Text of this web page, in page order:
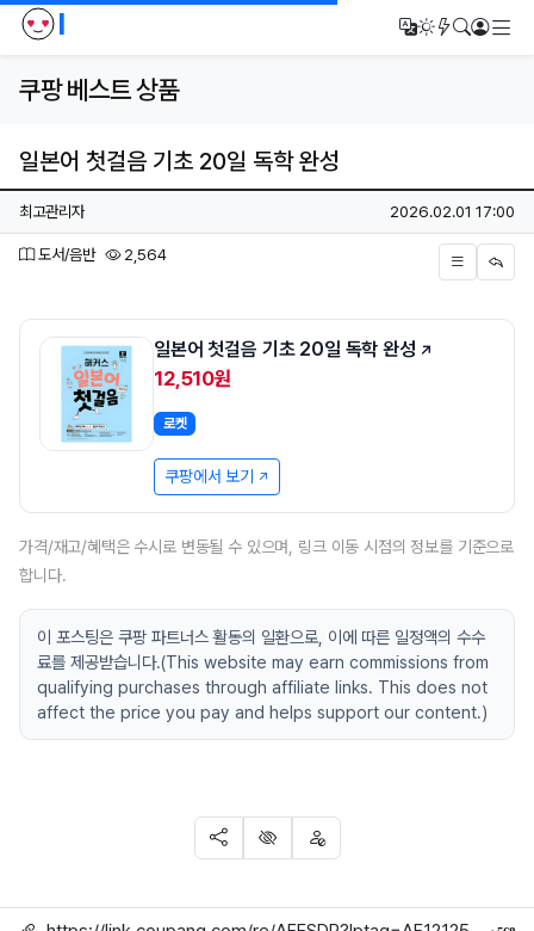
I 번역다크모드
새글/새댓글
검색로그인
쿠팡 베스트 상품
일본어 첫걸음 기초 20일 독학 완성
페이지 정보
작성자
최고관리자 작성일
2026.02.01 17:00
분류
도서/음반 2,564조회
본문
일본어 첫걸음 기초 20일 독학 완성
12,510원
로켓
쿠팡에서 보기
가격/재고/혜택은 수시로 변동될 수 있으며, 링크 이동 시점의 정보를 기준으로
합니다.
이 포스팅은 쿠팡 파트너스 활동의 일환으로, 이에 따른 일정액의 수수
료를 제공받습니다.(This website may earn commissions from
qualifying purchases through affiliate links. This does not
affect the price you pay and helps support our content.)
SNS 공유
신고 차단